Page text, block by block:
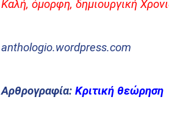
Καλή, όμορφη, δημιουργική
anthologio.wordpress.com
Αρθρογραφία: Κριτική θεώρηση